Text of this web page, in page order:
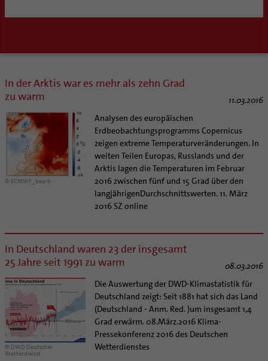
Notfall
Segensorte
SERVICE
Abenteuer Glaube
Prävention
Fortbildungen
Stellenangebote
Liturgie und Kirchenmusik
Lokale Kirchenentwicklung
#diegruenegemeinde
Internationale Freiwilligendienste
Netzwerk ChancenGleich
Medienstelle
Newsletter
Personalentwicklung
Unterstützungsangebot für Seelsorgende
Supervision
Coaching
Aufbrüche in der Kirche
Ehrenamtliche
Materialien
Altersvorsorge und Ruhestand
Arbeitshilfen
Bistumsatlas
Beruf und Familie
KODA
Direktorium
Mitarbeitervertretung
Institutionelles Schutzkonzept
Kirchliches Arbeitsrecht
Schematismus
In der Arktis war es mehr als zehn Grad
zu warm
11.03.2016
© ECMWF_bearb
Analysen des europäischen
Erdbeobachtungsprogramms Copernicus
zeigen extreme Temperaturveränderungen. In
weiten Teilen Europas, Russlands und der
Arktis lagen die Temperaturen im Februar
2016 zwischen fünf und 15 Grad über den
langjährigenDurchschnittswerten. 11. März
2016 SZ online
In Deutschland waren 23 der insgesamt
25 Jahre seit 1991 zu warm
08.03.2016
© DWD Deutscher
Wetterdienst
Die Auswertung der DWD-Klimastatistik für
Deutschland zeigt: Seit 1881 hat sich das Land
(Deutschland - Anm. Red. )um insgesamt 1,4
Grad erwärm. 08.März.2016 Klima-
Pressekonferenz 2016 des Deutschen
Wetterdienstes